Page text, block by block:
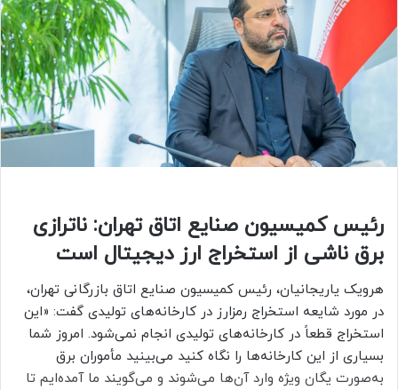
رئیس کمیسیون صنایع اتاق تهران: ناترازی
برق ناشی از استخراج ارز دیجیتال است
هرویک یاریجانیان، رئیس کمیسیون صنایع اتاق بازرگانی تهران،
در مورد شایعه استخراج رمزارز در کارخانه‌های تولیدی گفت: «این
استخراج قطعاً در کارخانه‌های تولیدی انجام نمی‌شود. امروز شما
بسیاری از این کارخانه‌ها را نگاه کنید می‌بینید مأموران برق
به‌صورت یگان ویژه وارد آن‌ها می‌شوند و می‌گویند ما آمده‌ایم تا